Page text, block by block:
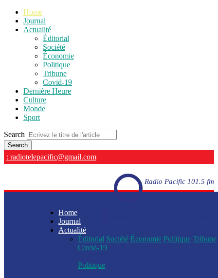
Home
Journal
Actualité
Éditorial
Société
Économie
Politique
Tribune
Covid-19
Dernière Heure
Culture
Monde
Sport
Search
: radiotelepacific@gmail.com
Radio Pacific 101.5 fm
Home
Journal
Actualité
Éditorial Société Économie Politique Tribune
Covid-19
Politique